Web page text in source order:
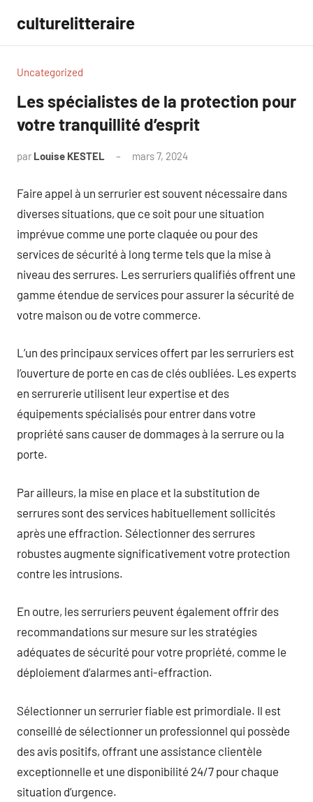
contenu
culturelitteraire
Uncategorized
Les spécialistes de la protection pour
votre tranquillité d’esprit
par Louise KESTEL mars 7, 2024
Faire appel à un serrurier est souvent nécessaire dans
diverses situations, que ce soit pour une situation
imprévue comme une porte claquée ou pour des
services de sécurité à long terme tels que la mise à
niveau des serrures. Les serruriers qualifiés offrent une
gamme étendue de services pour assurer la sécurité de
votre maison ou de votre commerce.
L’un des principaux services offert par les serruriers est
l’ouverture de porte en cas de clés oubliées. Les experts
en serrurerie utilisent leur expertise et des
équipements spécialisés pour entrer dans votre
propriété sans causer de dommages à la serrure ou la
porte.
Par ailleurs, la mise en place et la substitution de
serrures sont des services habituellement sollicités
après une effraction. Sélectionner des serrures
robustes augmente significativement votre protection
contre les intrusions.
En outre, les serruriers peuvent également offrir des
recommandations sur mesure sur les stratégies
adéquates de sécurité pour votre propriété, comme le
déploiement d’alarmes anti-effraction.
Sélectionner un serrurier fiable est primordiale. Il est
conseillé de sélectionner un professionnel qui possède
des avis positifs, offrant une assistance clientèle
exceptionnelle et une disponibilité 24/7 pour chaque
situation d’urgence.